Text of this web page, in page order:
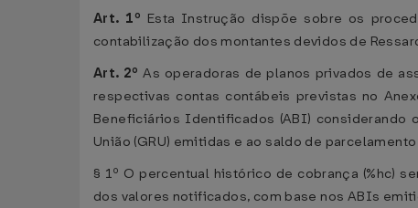
Art. 1º Esta Instrução dispõe sobre os
contabilização dos montantes devidos de
Art. 2ºAs operadoras de planos privados de
respectivas contas contábeis previstas no
Beneficiários Identificados (ABI) considerando
União (GRU) emitidas e ao saldo de
§ 1º O percentual histórico de cobrança (%hc)
dos valores notificados, com base nos ABIs